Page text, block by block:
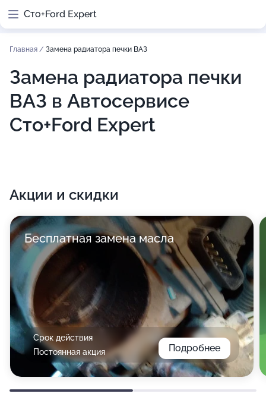
Сто+Ford Expert
Главная / Замена радиатора печки ВАЗ
Замена радиатора печки
ВАЗ в Автосервисе
Сто+Ford Expert
Акции и скидки
Бесплатная замена масла
Срок действия
Постоянная акция
Подробнее